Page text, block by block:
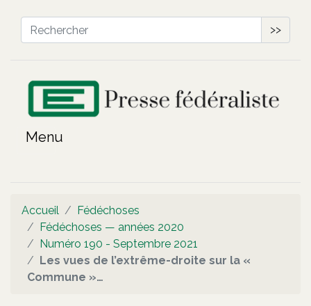
>>
Accueil
Fédéchoses
Fédéchoses — années 2020
Numéro 190 - Septembre 2021
Les vues de l’extrême-droite sur la «
Commune »…